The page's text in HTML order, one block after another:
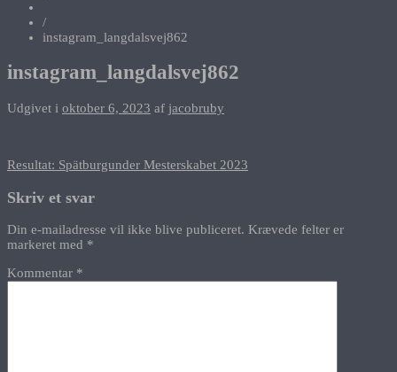
/
instagram_langdalsvej862
instagram_langdalsvej862
Udgivet i oktober 6, 2023 af jacobruby
Indlægsnavigation
Resultat: Spätburgunder Mesterskabet 2023
Skriv et svar
Din e-mailadresse vil ikke blive publiceret. Krævede felter er
markeret med *
Kommentar *